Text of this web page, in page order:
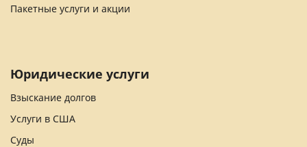
Пакетные услуги и акции
Юридические услуги
Взыскание долгов
Услуги в США
Суды